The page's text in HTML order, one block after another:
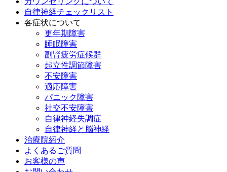
自律神経チェックリスト
各症状について
更年期障害
睡眠障害
副腎疲労症候群
起立性調節障害
不安障害
適応障害
パニック障害
社交不安障害
自律神経失調症
自律神経と脳神経
治療院紹介
よくあるご質問
お客様の声